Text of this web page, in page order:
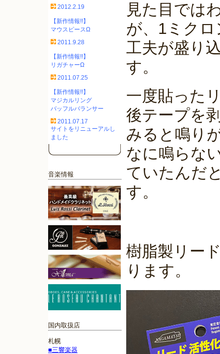
2012.2.19
【新作情報!!】
マウスピースΩ
2011.9.28
【新作情報!!】
リガチャーΩ
2011.07.25
【新作情報!!】
マジカルリング
バッフルバランサー
2011.07.17
サイトをリニューアルし
ました
音楽情報
国内取扱店
札幌
■三響楽器
見た目では
が、1ミク
工夫が盛り
す。
一度貼った
後テープを
みると鳴り
なに鳴らな
ていたんだ
す。
樹脂製リー
ります。